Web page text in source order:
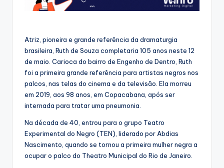
Atriz, pioneira e grande referência da dramaturgia
brasileira, Ruth de Souza completaria 105 anos neste 12
de maio. Carioca do bairro de Engenho de Dentro, Ruth
foi a primeira grande referência para artistas negros nos
palcos, nas telas do cinema e da televisão. Ela morreu
em 2019, aos 98 anos, em Copacabana, após ser
internada para tratar uma pneumonia.
Na década de 40, entrou para o grupo Teatro
Experimental do Negro (TEN), liderado por Abdias
Nascimento, quando se tornou a primeira mulher negra a
ocupar o palco do Theatro Municipal do Rio de Janeiro.